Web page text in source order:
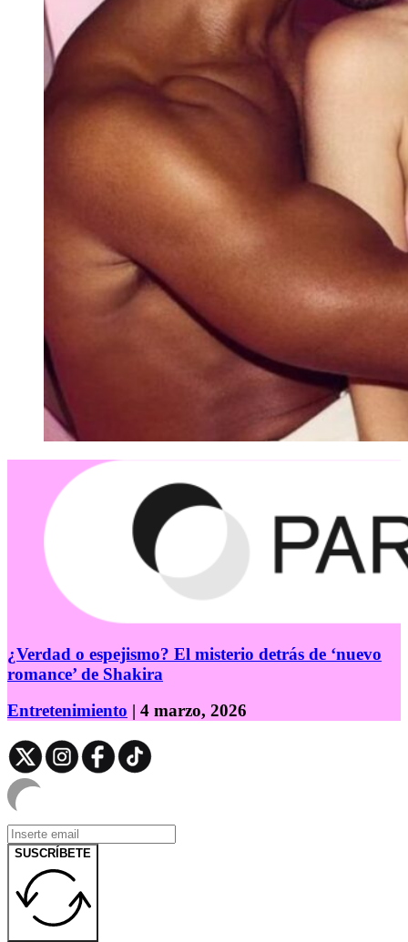
¿Verdad o espejismo? El misterio detrás de ‘nuevo
romance’ de Shakira
Entretenimiento | 4 marzo, 2026
SUSCRÍBETE